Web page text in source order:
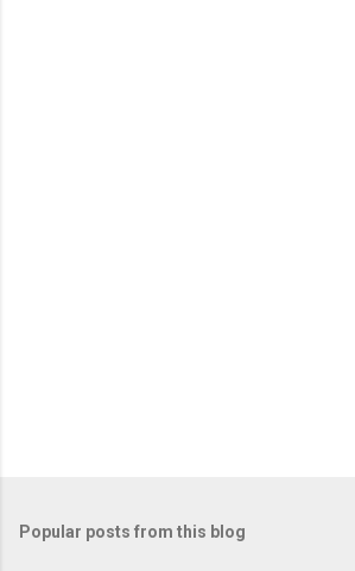
Popular posts from this blog